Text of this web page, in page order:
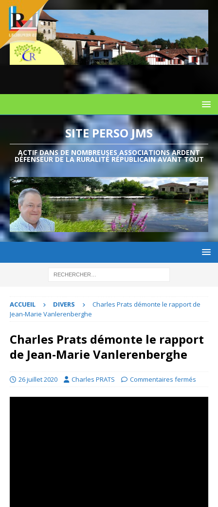
SITE PERSO JMS
ACTIF DANS DE NOMBREUSES ASSOCIATIONS ARDENT
DÉFENSEUR DE LA RURALITÉ RÉPUBLICAIN AVANT TOUT
ACCUEIL DIVERS
Charles Prats démonte le rapport de
Jean-Marie Vanlerenberghe
Charles Prats démonte le rapport
de Jean-Marie Vanlerenberghe
26 juillet 2020 Charles PRATS Commentaires fermés